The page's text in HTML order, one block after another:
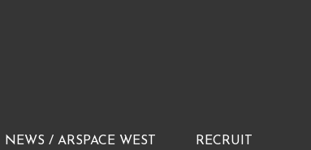
NEWS / ARSPACE WEST RECRUIT